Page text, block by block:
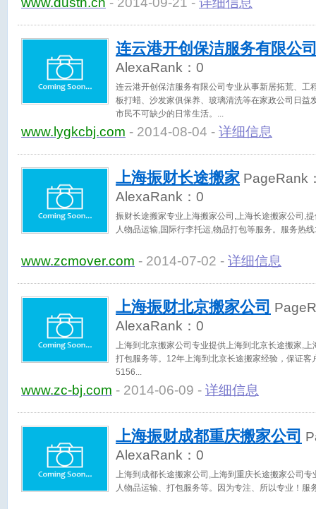
连云港开创保洁服务有限公
AlexaRank： 0
连云港开创保洁服务有限公司专业从事新居拓荒、工
板打蜡、沙发家俱保养、玻璃清洗等在家政公司日益
市民不可缺少的日常生活。
www.lygkcbj.com - 2014-08-04 - 详细信息
上海振财长途搬家 PageRank
AlexaRank： 0
振财长途搬家专业上海搬家公司,上海长途搬家公司,
人物品运输,国际行李托运,物品打包等服务。服务热
www.zcmover.com - 2014-07-02 - 详细信息
上海振财北京搬家公司
AlexaRank： 0
上海到北京搬家公司专业提供上海到北京长途搬家,
打包服务等。12年上海到北京长途搬家经验，保证
5156
www.zc-bj.com - 2014-06-09 - 详细信息
上海振财成都重庆搬家公司
AlexaRank： 0
上海到成都长途搬家公司,上海到重庆长途搬家公司
人物品运输、打包服务等。因为专注、所以专业！服